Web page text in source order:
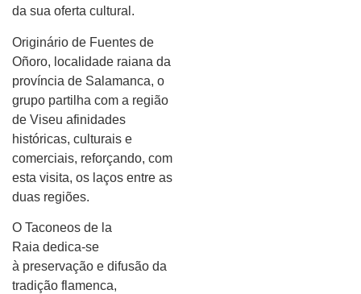
da sua oferta cultural.
Originário de Fuentes de
Oñoro, localidade raiana da
província de Salamanca, o
grupo partilha com a região
de Viseu afinidades
históricas, culturais e
comerciais, reforçando, com
esta visita, os laços entre as
duas regiões.
O Taconeos de la
Raia dedica-se
à preservação e difusão da
tradição flamenca,